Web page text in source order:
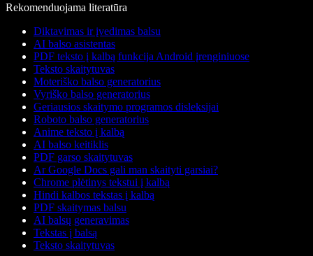
Rekomenduojama literatūra
Diktavimas ir įvedimas balsu
AI balso asistentas
PDF teksto į kalbą funkcija Android įrenginiuose
Teksto skaitytuvas
Moteriško balso generatorius
Vyriško balso generatorius
Geriausios skaitymo programos disleksijai
Roboto balso generatorius
Anime teksto į kalbą
AI balso keitiklis
PDF garso skaitytuvas
Ar Google Docs gali man skaityti garsiai?
Chrome plėtinys tekstui į kalbą
Hindi kalbos tekstas į kalbą
PDF skaitymas balsu
AI balsų generavimas
Tekstas į balsą
Teksto skaitytuvas